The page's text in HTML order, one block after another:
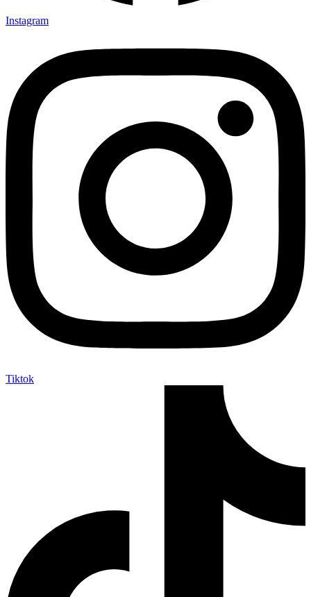
Instagram
Tiktok